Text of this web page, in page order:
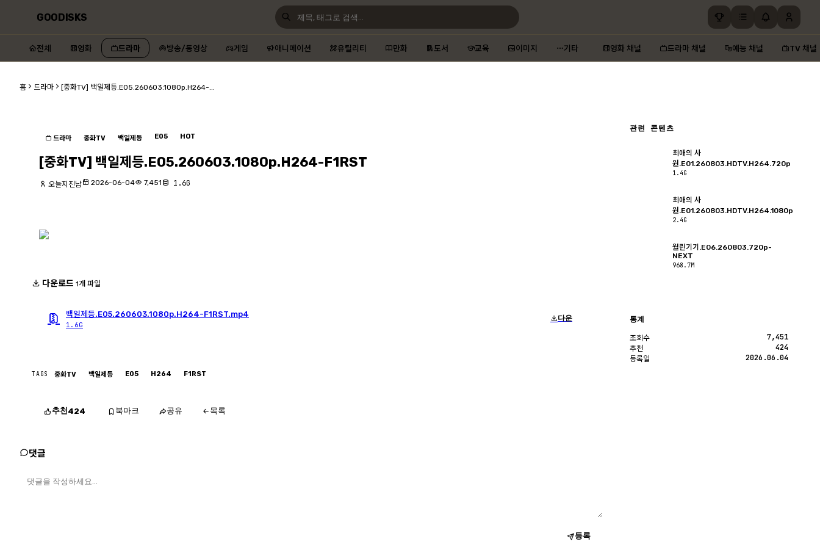
GOODISKS
전체 영화 드라마 방송/동영상 게임 애니메이션 유틸리티 만화 도서 교육 이미지 기타 영화 채널 드라마 채널 예능 채널 TV 채널
홈 드라마 [중화TV] 백일제등.E05.260603.1080p.H264-...
드라마 중화TV 백일제등 E05 HOT
[중화TV] 백일제등.E05.260603.1080p.H264-F1RST
오늘지진남 2026-06-04 7,451 1.6G
다운로드 1개 파일
백일제등.E05.260603.1080p.H264-F1RST.mp4
1.6G
다운
TAGS 중화TV 백일제등 E05 H264 F1RST
추천424 북마크 공유 목록
댓글
등록
관련 콘텐츠
최애의 사
원.E01.260803.HDTV.H264.720p
1.4G
최애의 사
원.E01.260803.HDTV.H264.1080p
2.4G
월린기기.E06.260803.720p-
NEXT
968.7M
통계
조회수 7,451
추천 424
등록일 2026.06.04